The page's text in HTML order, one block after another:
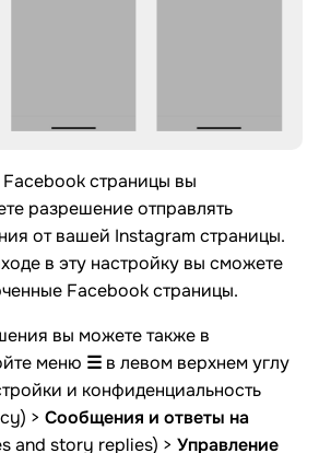
страницы вы
разрешение отправлять
от вашей Instagram страницы.
в эту настройку вы сможете
Facebook страницы.
вы можете также в
меню ☰ в левом верхнем углу
и конфиденциальность
> Сообщения и ответы на
and story replies) > Управление